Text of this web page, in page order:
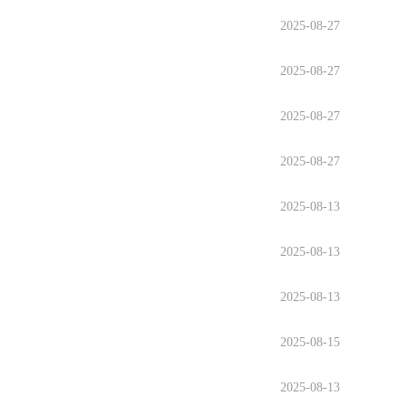
2025-08-27
2025-08-27
2025-08-27
2025-08-27
2025-08-13
2025-08-13
2025-08-13
2025-08-15
2025-08-13